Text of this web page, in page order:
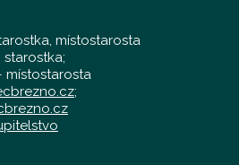
místostarosta
starostka;
místostarosta
;